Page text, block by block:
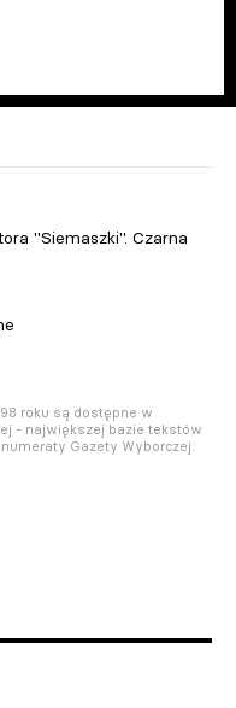
"Siemaszki". Czarna
roku są dostępne w
- największej bazie tekstów
Gazety Wyborczej.